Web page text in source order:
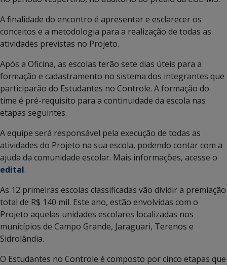
A finalidade do encontro é apresentar e esclarecer os
conceitos e a metodologia para a realização de todas as
atividades previstas no Projeto.
Após a Oficina, as escolas terão sete dias úteis para a
formação e cadastramento no sistema dos integrantes que
participarão do Estudantes no Controle. A formação do
time é pré-requisito para a continuidade da escola nas
etapas seguintes.
A equipe será responsável pela execução de todas as
atividades do Projeto na sua escola, podendo contar com a
ajuda da comunidade escolar. Mais informações, acesse o
edital.
As 12 primeiras escolas classificadas vão dividir a premiação
total de R$ 140 mil. Este ano, estão envolvidas com o
Projeto aquelas unidades escolares localizadas nos
municípios de Campo Grande, Jaraguari, Terenos e
Sidrolândia.
O Estudantes no Controle é composto por cinco etapas que